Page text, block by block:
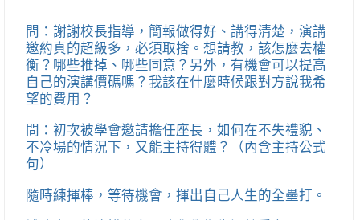
問：謝謝校長指導，簡報做得好、講得清楚，演講
邀約真的超級多，必須取捨。想請教，該怎麼去權
衡？哪些推掉、哪些同意？另外，有機會可以提高
自己的演講價碼嗎？我該在什麼時候跟對方說我希
望的費用？
問：初次被學會邀請擔任座長，如何在不失禮貌、
不冷場的情況下，又能主持得體？（內含主持公式
句）
隨時練揮棒，等待機會，揮出自己人生的全壘打。